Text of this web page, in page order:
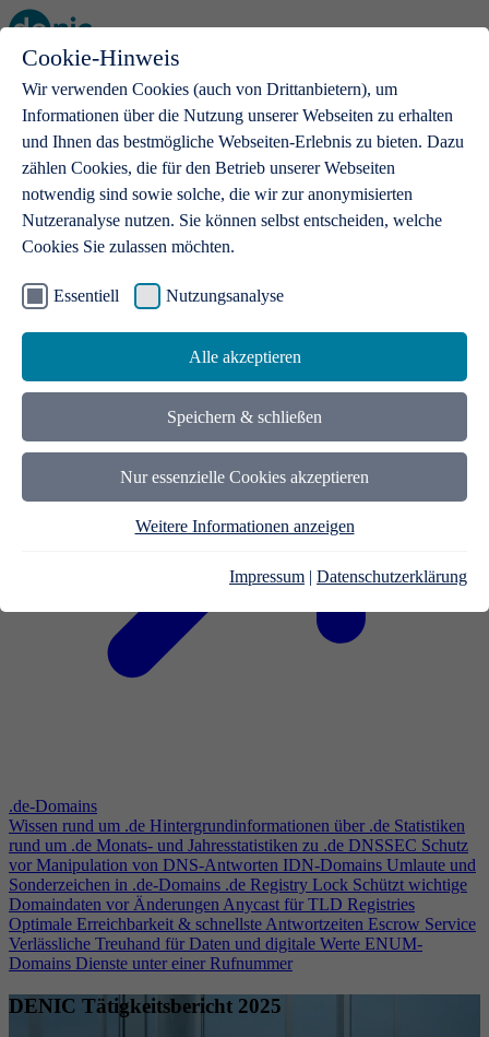
Cookie-Hinweis
Wir verwenden Cookies (auch von Drittanbietern), um
Informationen über die Nutzung unserer Webseiten zu erhalten
und Ihnen das bestmögliche Webseiten-Erlebnis zu bieten. Dazu
zählen Cookies, die für den Betrieb unserer Webseiten
notwendig sind sowie solche, die wir zur anonymisierten
Nutzeranalyse nutzen. Sie können selbst entscheiden, welche
Cookies Sie zulassen möchten.
Essentiell Nutzungsanalyse
Alle akzeptieren
Speichern & schließen
Nur essenzielle Cookies akzeptieren
Weitere Informationen anzeigen
Impressum | Datenschutzerklärung
Open main menu
.de-Domains
Mit einer .de-Domain erhalten Ideen eine Bühne
.de-Domains
Wissen rund um .de Hintergrundinformationen über .de Statistiken
rund um .de Monats- und Jahresstatistiken zu .de DNSSEC Schutz
vor Manipulation von DNS-Antworten IDN-Domains Umlaute und
Sonderzeichen in .de-Domains .de Registry Lock Schützt wichtige
Domaindaten vor ÄnderungenAnycast für TLD Registries
Optimale Erreichbarkeit & schnellste Antwortzeiten Escrow Service
Verlässliche Treuhand für Daten und digitale Werte ENUM-
Domains Dienste unter einer Rufnummer
DENIC Tätigkeitsbericht 2025